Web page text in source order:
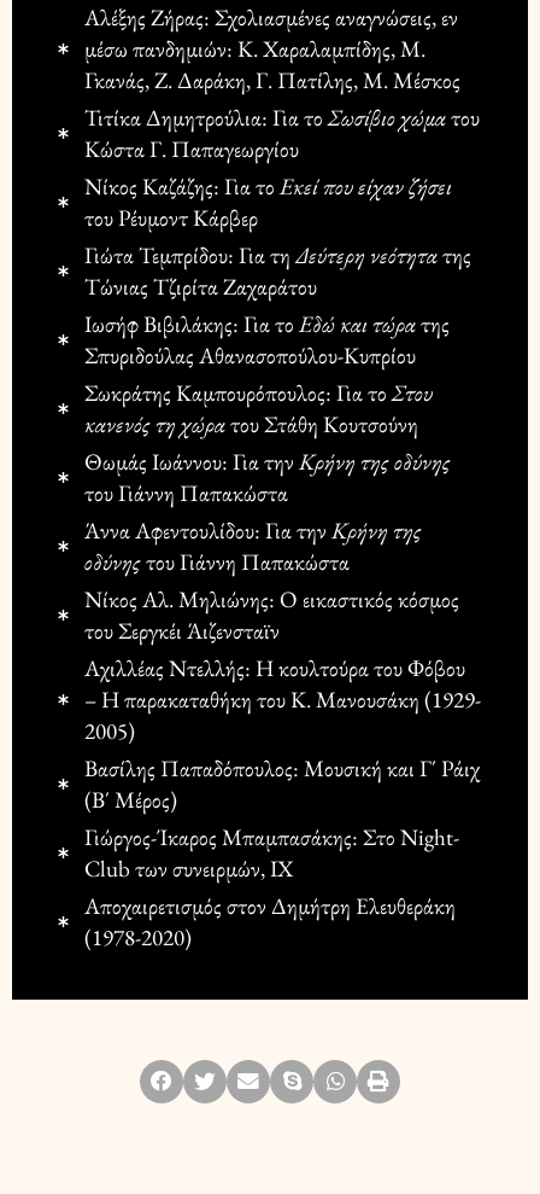
Αλέξης Ζήρας: Σχολιασμένες αναγνώσεις, εν
μέσω πανδημιών: Κ. Χαραλαμπίδης, Μ.
Γκανάς, Ζ. Δαράκη, Γ. Πατίλης, Μ. Μέσκος
Τιτίκα Δημητρούλια: Για τοΣωσίβιο χώματου
Κώστα Γ. Παπαγεωργίου
Νίκος Καζάζης: Για τοΕκεί που είχαν ζήσει
του Ρέυμοντ Κάρβερ
Γιώτα Τεμπρίδου: Για τηΔεύτερη νεότητατης
Τώνιας Τζιρίτα Ζαχαράτου
Ιωσήφ Βιβιλάκης: Για τοΕδώ και τώρατης
Σπυριδούλας Αθανασοπούλου-Κυπρίου
Σωκράτης Καμπουρόπουλος: Για τοΣτου
κανενός τη χώρατου Στάθη Κουτσούνη
Θωμάς Ιωάννου: Για τηνΚρήνη της οδύνης
του Γιάννη Παπακώστα
Άννα Αφεντουλίδου: Για τηνΚρήνη της
οδύνηςτου Γιάννη Παπακώστα
Νίκος Αλ. Μηλιώνης: Ο εικαστικός κόσμος
του Σεργκέι Άιζενσταϊν
Αχιλλέας Ντελλής: Η κουλτούρα του Φόβου
– Η παρακαταθήκη του Κ. Μανουσάκη (1929-
2005)
Βασίλης Παπαδόπουλος: Μουσική και Γ΄ Ράιχ
(Β΄ Μέρος)
Γιώργος-Ίκαρος Μπαμπασάκης: Στο Night-
Club των συνειρμών, ΙΧ
Αποχαιρετισμός στον Δημήτρη Ελευθεράκη
(1978-2020)